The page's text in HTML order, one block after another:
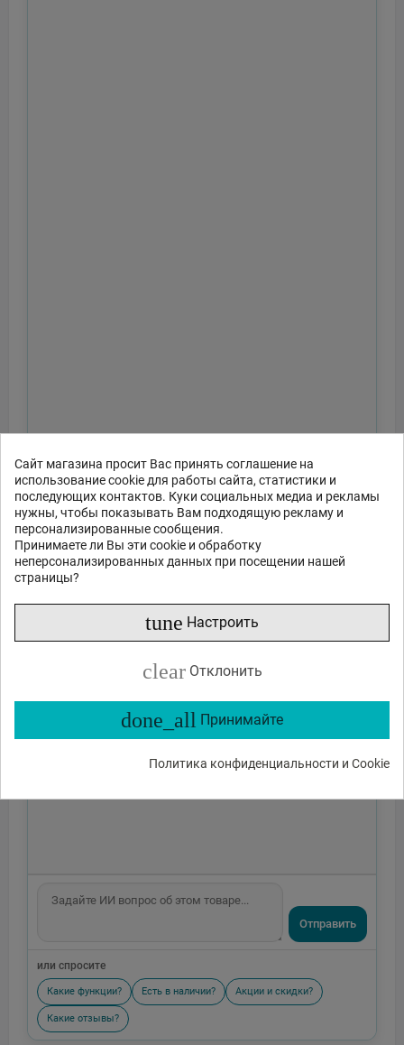
Сайт магазина просит Вас принять соглашение на
использование cookie для работы сайта, статистики и
последующих контактов. Куки социальных медиа и рекламы
нужны, чтобы показывать Вам подходящую рекламу и
персонализированные сообщения.
Принимаете ли Вы эти cookie и обработку
неперсонализированных данных при посещении нашей
страницы?
tune Настроить
clear Отклонить
done_all Принимайте
Политика конфиденциальности и Cookie
Отправить
или спросите
Какие функции? Есть в наличии? Акции и скидки?
Какие отзывы?